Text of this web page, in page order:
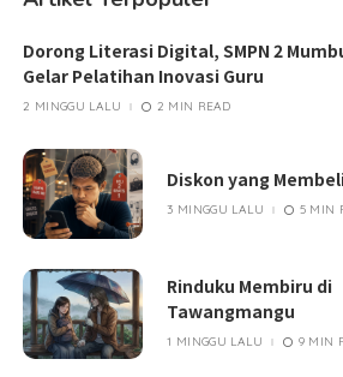
Dorong Literasi Digital, SMPN 2
Gelar Pelatihan Inovasi Guru
2 MINGGU LALU 2 MIN READ
Diskon yang
3 MINGGU LALU 5 MIN
Rinduku Membiru di
Tawangmangu
1 MINGGU LALU 9 MIN